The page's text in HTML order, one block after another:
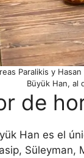
Paralikis y
Büyük Han, al
de
Han es el
Süleyman,